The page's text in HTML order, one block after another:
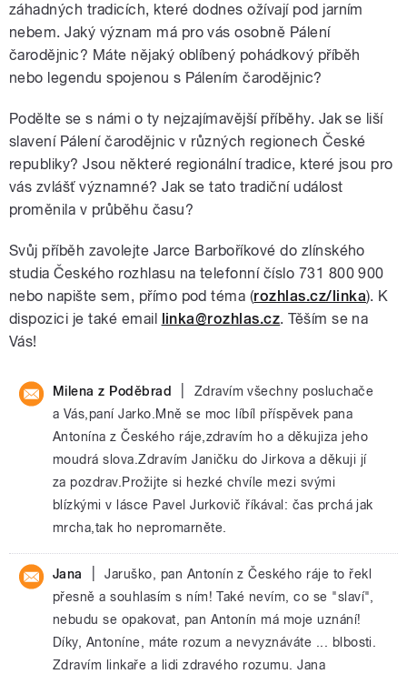
záhadných tradicích, které dodnes ožívají pod jarním
nebem. Jaký význam má pro vás osobně Pálení
čarodějnic? Máte nějaký oblíbený pohádkový příběh
nebo legendu spojenou s Pálením čarodějnic?
Podělte se s námi o ty nejzajímavější příběhy. Jak se liší
slavení Pálení čarodějnic v různých regionech České
republiky? Jsou některé regionální tradice, které jsou pro
vás zvlášť významné? Jak se tato tradiční událost
proměnila v průběhu času?
Svůj příběh zavolejte Jarce Barboříkové do zlínského
studia Českého rozhlasu na telefonní číslo 731 800 900
nebo napište sem, přímo pod téma (rozhlas.cz/linka). K
dispozici je také email linka@rozhlas.cz. Těším se na
Vás!
Milena z Poděbrad
Zdravím všechny posluchače
a Vás,paní Jarko.Mně se moc líbíl příspěvek pana
Antonína z Českého ráje,zdravím ho a děkujiza jeho
moudrá slova.Zdravím Janičku do Jirkova a děkuji jí
za pozdrav.Prožijte si hezké chvíle mezi svými
blízkými v lásce Pavel Jurkovič říkával: čas prchá jak
mrcha,tak ho nepromarněte.
Jana
Jaruško, pan Antonín z Českého ráje to řekl
přesně a souhlasím s ním! Také nevím, co se "slaví",
nebudu se opakovat, pan Antonín má moje uznání!
Díky, Antoníne, máte rozum a nevyznáváte ... blbosti.
Zdravím linkaře a lidi zdravého rozumu. Jana